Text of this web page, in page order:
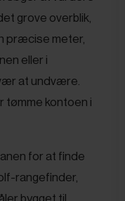
grove overblik,
præcise meter,
eller i
at undvære.
tømme kontoen i
for at finde
rangefinder,
bygget til